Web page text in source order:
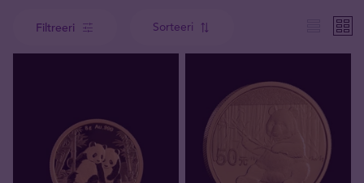
Filtreeri Sorteeri